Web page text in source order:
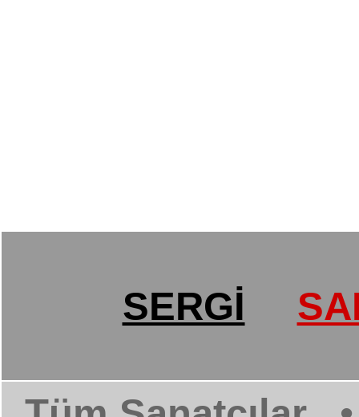
SERGİ